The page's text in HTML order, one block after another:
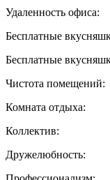
Удаленность офиса:
Бесплатные
Бесплатные
Чистота помещений:
Комната отдыха:
Коллектив:
Дружелюбность: